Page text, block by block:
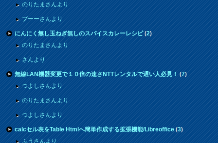
のりたまさんより
プーーさんより
にんにく無し玉ねぎ無しのスパイスカレーレシピ(2)
のりたまさんより
さんより
無線LAN機器変更で１０倍の速さNTTレンタルで遅い人必見！(7)
つよしさんより
のりたまさんより
つよしさんより
calcセル表をTable Htmlへ簡単作成する拡張機能/Libreoffice(3)
ふうさんより